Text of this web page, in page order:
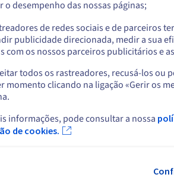
«few-shot» e
shot»
modelos são capazes de gerar
sem a necessidade de
quantidades de entradas de
executar tarefas ou
a perguntas sobre
que não abordaram
Os LLM
a
análise
ou
no website atual
outro website
o desempenho das nossas páginas;
de redes sociais e de parceiros
publicidade direcionada, medir a sua
com os nossos parceiros publicitários e
todos os rastreadores, recusá-los ou
momento clicando na ligação «Gerir os
informações, pode consultar a nossa
de cookies.